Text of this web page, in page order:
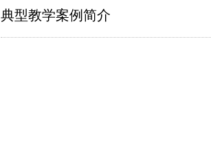
典型教学案例简介